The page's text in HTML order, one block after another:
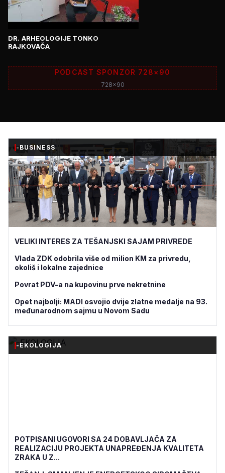
DR. ARHEOLOGIJE TONKO
RAJKOVAČA
PODCAST SPONZOR 728×90
728x90
-BUSINESS
VELIKI INTERES ZA TEŠANJSKI SAJAM PRIVREDE
Vlada ZDK odobrila više od milion KM za privredu,
okoliš i lokalne zajednice
Povrat PDV-a na kupovinu prve nekretnine
Opet najbolji: MADI osvojio dvije zlatne medalje na 93.
međunarodnom sajmu u Novom Sadu
-EKOLOGIJA
POTPISANI UGOVORI SA 24 DOBAVLJAČA ZA
REALIZACIJU PROJEKTA UNAPREĐENJA KVALITETA
ZRAKA U Z...